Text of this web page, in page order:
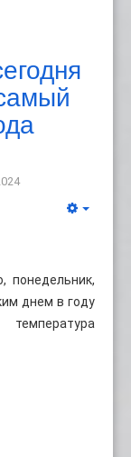
понедельник,
днем ​​в году